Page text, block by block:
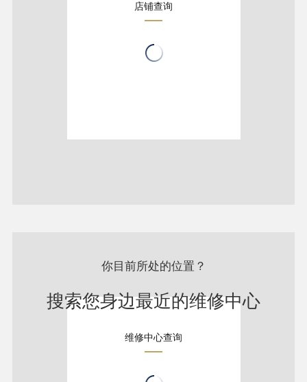
店铺查询
你目前所处的位置？
搜索您身边最近的维修中心
维修中心查询